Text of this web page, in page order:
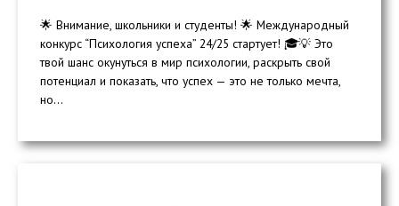
🌟 Внимание, школьники и студенты! 🌟 Международный
конкурс “Психология успеха” 24/25 стартует! 🎓💡 Это
твой шанс окунуться в мир психологии, раскрыть свой
потенциал и показать, что успех — это не только мечта,
но...